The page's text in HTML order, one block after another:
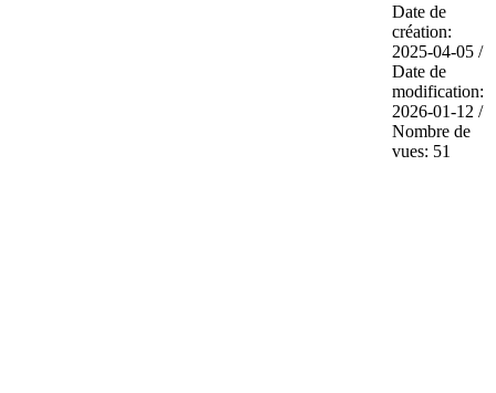
Date de
création:
2025-04-05 /
Date de
modification:
2026-01-12 /
Nombre de
vues: 51